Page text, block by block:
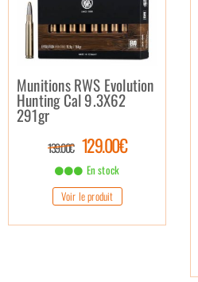
Munitions RWS Evolution
Hunting Cal 9.3X62
291gr
139.00€ 129.00€
En stock
Voir le produit